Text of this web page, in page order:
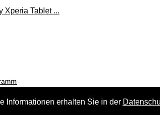
Xperia Tablet ...
Informationen erhalten Sie in der